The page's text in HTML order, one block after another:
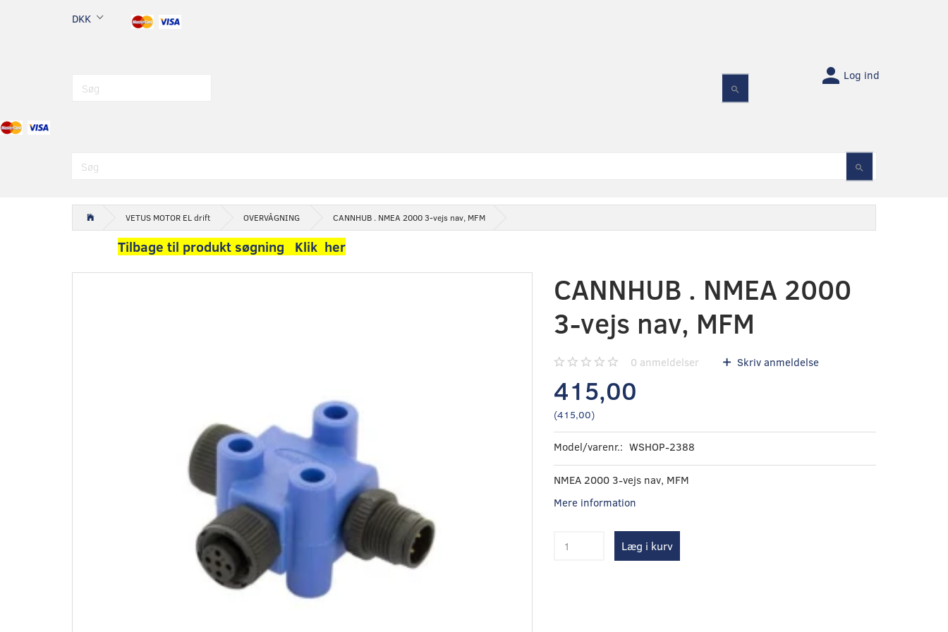
DKK
Log ind
VETUS MOTOR EL drift OVERVÅGNING CANNHUB . NMEA 2000 3-vejs nav, MFM
Tilbage til produkt søgning Klik her
CANNHUB . NMEA 2000
3-vejs nav, MFM
0 anmeldelser Skriv anmeldelse
415,00
(415,00)
Model/varenr.: WSHOP-2388
NMEA 2000 3-vejs nav, MFM
Mere information
Læg i kurv